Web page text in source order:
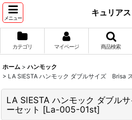
メニュー
キュリアス
カテゴリ マイページ 商品検索
ホーム > ハンモック
> LA SIESTA ハンモック ダブルサイズ Brisa
LA SIESTA ハンモック ダブル
ーセット [La-005-01st]